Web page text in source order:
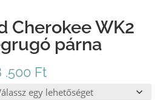
Cherokee WK2
párna
.500 FtÁrtartomány:
135